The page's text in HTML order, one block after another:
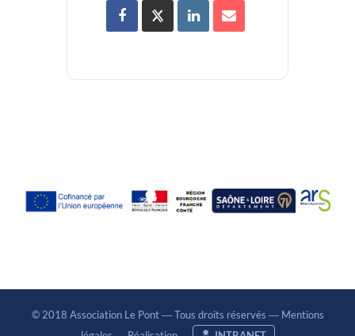
© 2018 Association Le Pont ― Tous droits réservés ― Mentions